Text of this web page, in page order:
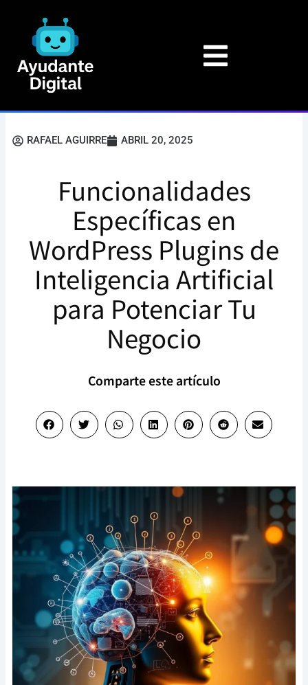
contenido
RAFAEL AGUIRRE ABRIL 20, 2025
Funcionalidades
Específicas en
WordPress Plugins de
Inteligencia Artificial
para Potenciar Tu
Negocio
Comparte este artículo